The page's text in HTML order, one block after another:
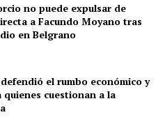
no puede expulsar de
a Facundo Moyano tras
en Belgrano
el rumbo económico y
quienes cuestionan a la